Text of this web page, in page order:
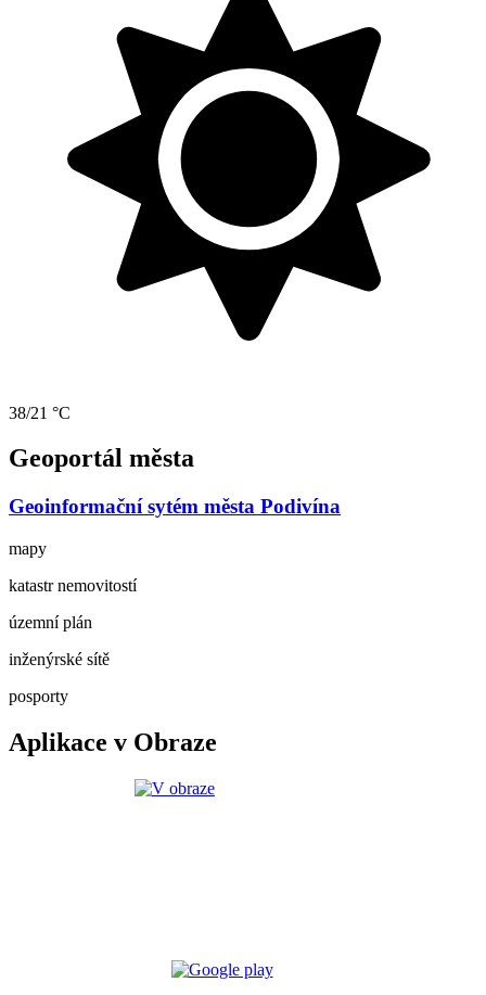
38/21 °C
Geoportál města
Geoinformační sytém města Podivína
mapy
katastr nemovitostí
územní plán
inženýrské sítě
posporty
Aplikace v Obraze